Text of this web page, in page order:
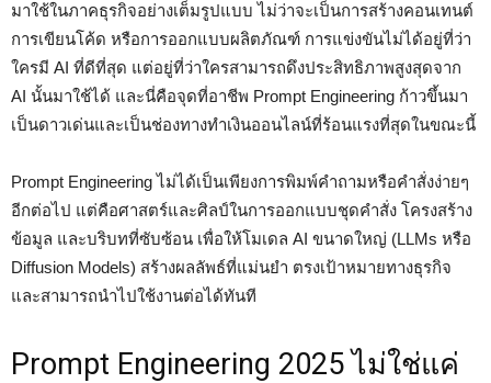
มาใช้ในภาคธุรกิจอย่างเต็มรูปแบบ ไม่ว่าจะเป็นการสร้างคอนเทนต์
การเขียนโค้ด หรือการออกแบบผลิตภัณฑ์ การแข่งขันไม่ได้อยู่ที่ว่า
ใครมี AI ที่ดีที่สุด แต่อยู่ที่ว่าใครสามารถดึงประสิทธิภาพสูงสุดจาก
AI นั้นมาใช้ได้ และนี่คือจุดที่อาชีพ Prompt Engineering ก้าวขึ้นมา
เป็นดาวเด่นและเป็นช่องทางทำเงินออนไลน์ที่ร้อนแรงที่สุดในขณะนี้
Prompt Engineering ไม่ได้เป็นเพียงการพิมพ์คำถามหรือคำสั่งง่ายๆ
อีกต่อไป แต่คือศาสตร์และศิลป์ในการออกแบบชุดคำสั่ง โครงสร้าง
ข้อมูล และบริบทที่ซับซ้อน เพื่อให้โมเดล AI ขนาดใหญ่ (LLMs หรือ
Diffusion Models) สร้างผลลัพธ์ที่แม่นยำ ตรงเป้าหมายทางธุรกิจ
และสามารถนำไปใช้งานต่อได้ทันที
Prompt Engineering 2025 ไม่ใช่แค่